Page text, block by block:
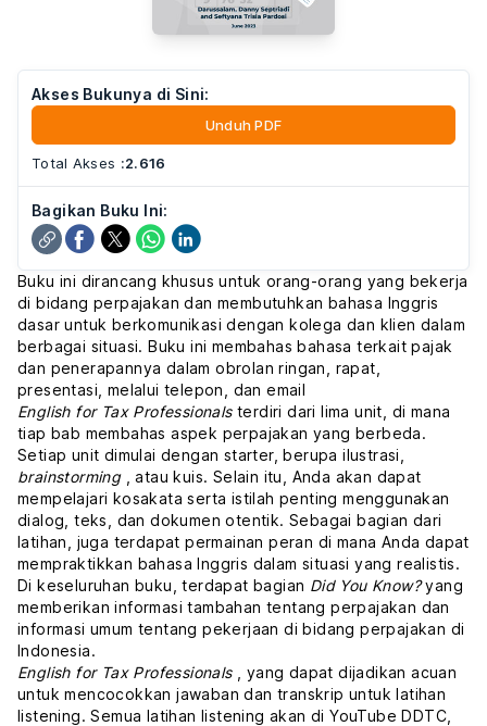
Akses Bukunya di Sini:
Unduh PDF
Total Akses :2.616
Bagikan Buku Ini:
Buku ini dirancang khusus untuk orang-orang yang bekerja
di bidang perpajakan dan membutuhkan bahasa Inggris
dasar untuk berkomunikasi dengan kolega dan klien dalam
berbagai situasi. Buku ini membahas bahasa terkait pajak
dan penerapannya dalam obrolan ringan, rapat,
presentasi, melalui telepon, dan email
English for Tax Professionalsterdiri dari lima unit, di mana
tiap bab membahas aspek perpajakan yang berbeda.
Setiap unit dimulai dengan starter, berupa ilustrasi,
brainstorming
, atau kuis. Selain itu, Anda akan dapat
mempelajari kosakata serta istilah penting menggunakan
dialog, teks, dan dokumen otentik. Sebagai bagian dari
latihan, juga terdapat permainan peran di mana Anda dapat
mempraktikkan bahasa Inggris dalam situasi yang realistis.
Di keseluruhan buku, terdapat bagian Did You Know?yang
memberikan informasi tambahan tentang perpajakan dan
informasi umum tentang pekerjaan di bidang perpajakan di
Indonesia.
English for Tax Professionals
, yang dapat dijadikan acuan
untuk mencocokkan jawaban dan transkrip untuk latihan
listening. Semua latihan listening akan di YouTube DDTC,